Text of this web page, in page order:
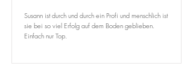
Susann ist durch und durch ein Profi und menschlich ist
sie bei so viel Erfolg auf dem Boden geblieben.
Einfach nur Top.